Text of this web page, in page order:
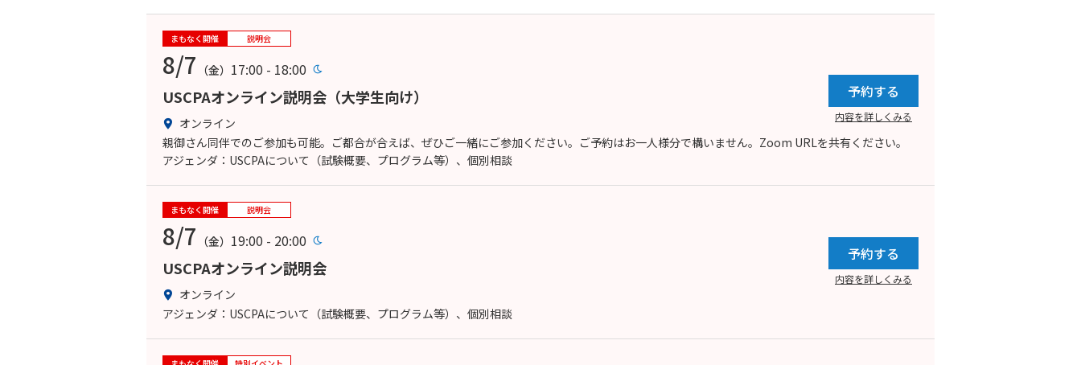
まもなく開催 説明会
8/7 （金） 17:00 - 18:00
USCPAオンライン説明会（大学生向け）
オンライン
親御さん同伴でのご参加も可能。ご都合が合えば、ぜひご一緒にご参加ください。ご予約はお一人様分で構いません。Zoom URLを共有ください。
アジェンダ：USCPAについて（試験概要、プログラム等）、個別相談
予約する
内容を詳しくみる
まもなく開催 説明会
8/7 （金） 19:00 - 20:00
USCPAオンライン説明会
オンライン
アジェンダ：USCPAについて（試験概要、プログラム等）、個別相談
予約する
内容を詳しくみる